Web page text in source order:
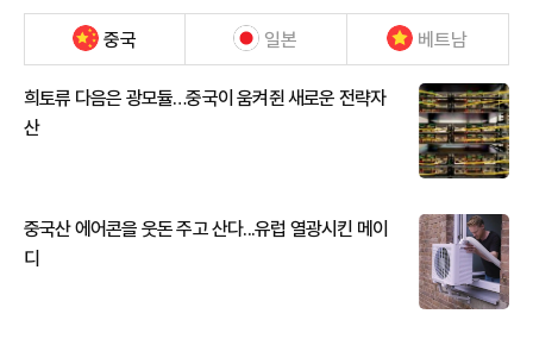
중국 일본 베트남
희토류 다음은 광모듈…중국이 움켜쥔 새로운 전략자
산
중국산 에어콘을 웃돈 주고 산다...유럽 열광시킨 메이
디